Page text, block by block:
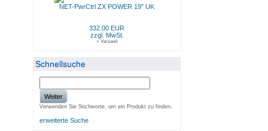
NET-PwrCtrl ZX POWER 19" UK
332.00 EUR
zzgl. MwSt.
+ Versand
Schnellsuche
Weiter
Verwenden Sie Stichworte, um ein Produkt zu finden.
erweiterte Suche